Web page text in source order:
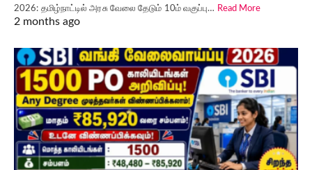
2026: தமிழ்நாட்டில் அரசு வேலை தேடும் 10ம் வகுப்பு… Read More
2 months ago